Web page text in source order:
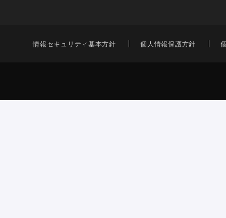
情報セキュリティ基本方針 個人情報保護方針